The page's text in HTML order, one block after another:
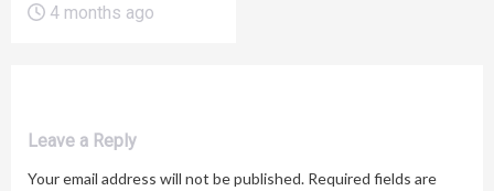
4 months ago
Leave a Reply
Your email address will not be published. Required fields are